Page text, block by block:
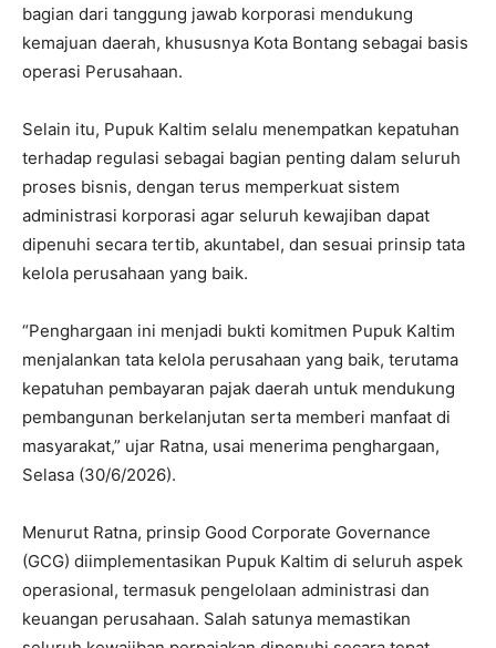
bagian dari tanggung jawab korporasi mendukung
kemajuan daerah, khususnya Kota Bontang sebagai basis
operasi Perusahaan.
Selain itu, Pupuk Kaltim selalu menempatkan kepatuhan
terhadap regulasi sebagai bagian penting dalam seluruh
proses bisnis, dengan terus memperkuat sistem
administrasi korporasi agar seluruh kewajiban dapat
dipenuhi secara tertib, akuntabel, dan sesuai prinsip tata
kelola perusahaan yang baik.
“Penghargaan ini menjadi bukti komitmen Pupuk Kaltim
menjalankan tata kelola perusahaan yang baik, terutama
kepatuhan pembayaran pajak daerah untuk mendukung
pembangunan berkelanjutan serta memberi manfaat di
masyarakat,” ujar Ratna, usai menerima penghargaan,
Selasa (30/6/2026).
Menurut Ratna, prinsip Good Corporate Governance
(GCG) diimplementasikan Pupuk Kaltim di seluruh aspek
operasional, termasuk pengelolaan administrasi dan
keuangan perusahaan. Salah satunya memastikan